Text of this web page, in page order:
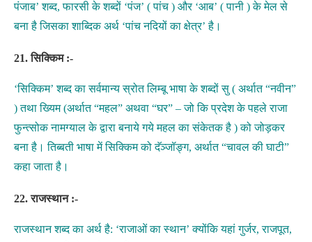
पंजाब’ शब्द, फारसी के शब्दों ‘पंज’ ( पांच ) और ‘आब’ ( पानी ) के मेल से
बना है जिसका शाब्दिक अर्थ ‘पांच नदियों का क्षेत्र’ है।
21. सिक्किम :-
‘सिक्किम’ शब्द का सर्वमान्य स्रोत लिम्बू भाषा के शब्दों सु ( अर्थात “नवीन”
) तथा ख्यिम (अर्थात “महल” अथवा “घर” – जो कि प्रदेश के पहले राजा
फुन्त्सोक नामग्याल के द्वारा बनाये गये महल का संकेतक है ) को जोड़कर
बना है। तिब्बती भाषा में सिक्किम को दॅञ्जॉङ्ग, अर्थात “चावल की घाटी”
कहा जाता है।
22. राजस्थान :-
राजस्थान शब्द का अर्थ है: ‘राजाओं का स्थान’ क्योंकि यहां गुर्जर, राजपूत,